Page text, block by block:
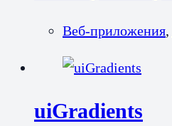
Веб-приложения,
uiGradients